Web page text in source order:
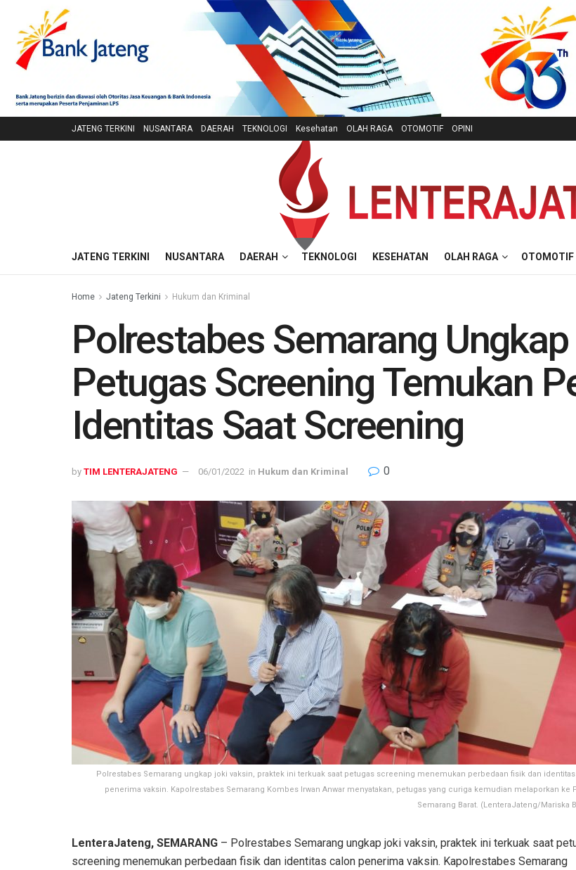
JATENG TERKINI NUSANTARA DAERAH TEKNOLOGI Kesehatan OLAH RAGA OTOMOTIF OPINI
JATENG TERKINI NUSANTARA DAERAH TEKNOLOGI KESEHATAN OLAH RAGA OTOMOTIF
Home Jateng Terkini Hukum dan Kriminal
Polrestabes Semarang
Petugas Screening Temukan
Identitas Saat Screening
by TIM LENTERAJATENG 06/01/2022 in Hukum dan Kriminal 0
Polrestabes Semarang ungkap joki vaksin, praktek ini terkuak saat petugas screening menemukan perbedaan fisik dan
penerima vaksin. Kapolrestabes Semarang Kombes Irwan Anwar menyatakan, petugas yang curiga kemudian melaporkan ke
Semarang Barat. (LenteraJateng/Mariska
LenteraJateng, SEMARANG – Polrestabes Semarang ungkap joki vaksin, praktek ini terkuak saat
screening menemukan perbedaan fisik dan identitas calon penerima vaksin. Kapolrestabes Semarang